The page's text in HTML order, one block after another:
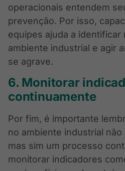
operacionais entendem
prevenção. Por isso,
equipes ajuda a identificar
ambiente industrial e agir
se agrave.
6. Monitorar
continuamente
Por fim, é importante
no ambiente industrial
mas sim um processo
monitorar indicadores